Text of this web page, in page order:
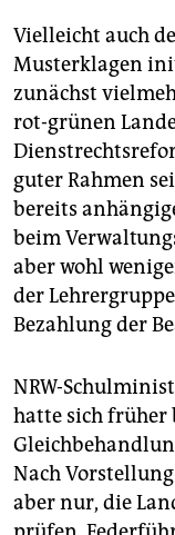
Vielleicht auch
Musterklagen
zunächst
rot-grünen
guter Rahmen
bereits
beim
aber wohl
der
Bezahlung der
NRW-
hatte sich früher
Nach Vorstellung
aber nur, die